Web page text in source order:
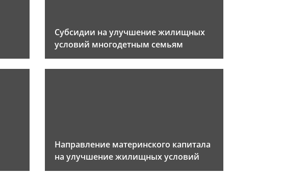
Субсидии на улучшение жилищных
условий многодетным семьям
Направление материнского капитала
на улучшение жилищных условий